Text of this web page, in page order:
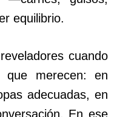
equilibrio.
cuando
merecen: en
adecuadas, en
En ese